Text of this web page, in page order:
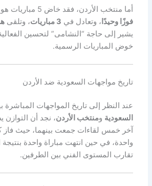
أما منتخب الأردن، فقد خاض 5 مباريات هو الآخر، حقق خلالها
فوزًا وحيدًا ، وتعادل في 3 مباريات ، وتلقى
يشير إلى حاجة “النشامى” لتحسين
خوض المباريات الرسمية.
تاريخ مواجهات السعودية ضد الأردن
عند النظر إلى تاريخ المواجهات المباشرة
السعودية ومنتخب الأردن، نجد أن
آخر خمس لقاءات جمعت بينهما، حيث فاز
واحدة، في حين انتهت مباراة واحدة
تقارب المستوى الفني بين الطرفين.